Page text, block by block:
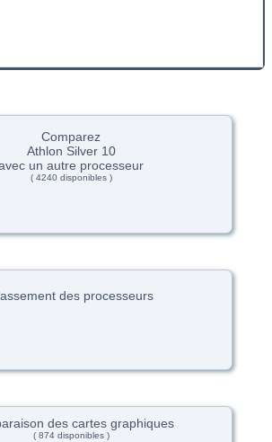
Comparez
Athlon Silver 10
un autre processeur
( 4240 disponibles )
des processeurs
des cartes graphiques
( 874 disponibles )